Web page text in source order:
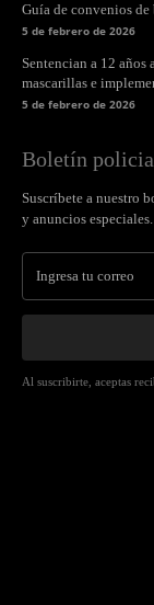
Guía de convenios de
5 de febrero de 2026
Sentencian a 12
mascarillas e
5 de febrero de 2026
Boletín
Suscríbete a nuestro
y anuncios especiales.
Al suscribirte, aceptas